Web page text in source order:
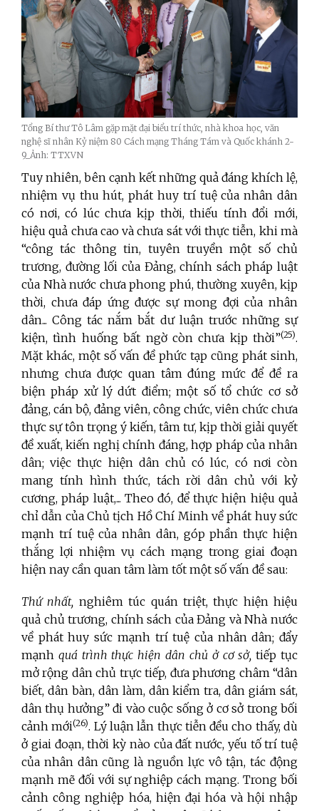
Tổng Bí thư Tô Lâm gặp mặt đại biểu trí thức, nhà khoa học, văn
nghệ sĩ nhân Kỷ niệm 80 Cách mạng Tháng Tám và Quốc khánh 2-
9_Ảnh: TTXVN
Tuy nhiên, bên cạnh kết những quả đáng khích lệ,
nhiệm vụ thu hút, phát huy trí tuệ của nhân dân
có nơi, có lúc chưa kịp thời, thiếu tính đổi mới,
hiệu quả chưa cao và chưa sát với thực tiễn, khi mà
“công tác thông tin, tuyên truyền một số chủ
trương, đường lối của Đảng, chính sách pháp luật
của Nhà nước chưa phong phú, thường xuyên, kịp
thời, chưa đáp ứng được sự mong đợi của nhân
dân... Công tác nắm bắt dư luận trước những sự
kiện, tình huống bất ngờ còn chưa kịp thời”(25).
Mặt khác, một số vấn đề phức tạp cũng phát sinh,
nhưng chưa được quan tâm đúng mức để đề ra
biện pháp xử lý dứt điểm; một số tổ chức cơ sở
đảng, cán bộ, đảng viên, công chức, viên chức chưa
thực sự tôn trọng ý kiến, tâm tư, kịp thời giải quyết
đề xuất, kiến nghị chính đáng, hợp pháp của nhân
dân; việc thực hiện dân chủ có lúc, có nơi còn
mang tính hình thức, tách rời dân chủ với kỷ
cương, pháp luật,... Theo đó, để thực hiện hiệu quả
chỉ dẫn của Chủ tịch Hồ Chí Minh về phát huy sức
mạnh trí tuệ của nhân dân, góp phần thực hiện
thắng lợi nhiệm vụ cách mạng trong giai đoạn
hiện nay cần quan tâm làm tốt một số vấn đề sau:
Thứ nhất, nghiêm túc quán triệt, thực hiện hiệu
quả chủ trương, chính sách của Đảng và Nhà nước
về phát huy sức mạnh trí tuệ của nhân dân; đẩy
mạnh quá trình thực hiện dân chủ ở cơ sở,tiếp tục
mở rộng dân chủ trực tiếp, đưa phương châm “dân
biết, dân bàn, dân làm, dân kiểm tra, dân giám sát,
dân thụ hưởng” đi vào cuộc sống ở cơ sở trong bối
cảnh mới(26). Lý luận lẫn thực tiễn đều cho thấy, dù
ở giai đoạn, thời kỳ nào của đất nước, yếu tố trí tuệ
của nhân dân cũng là nguồn lực vô tận, tác động
mạnh mẽ đối với sự nghiệp cách mạng. Trong bối
cảnh công nghiệp hóa, hiện đại hóa và hội nhập